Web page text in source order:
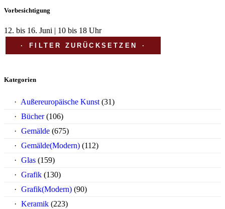
Vorbesichtigung
12. bis 16. Juni | 10 bis 18 Uhr
FILTER ZURÜCKSETZEN
Kategorien
Außereuropäische Kunst (31)
Bücher (106)
Gemälde (675)
Gemälde(Modern) (112)
Glas (159)
Grafik (130)
Grafik(Modern) (90)
Keramik (223)